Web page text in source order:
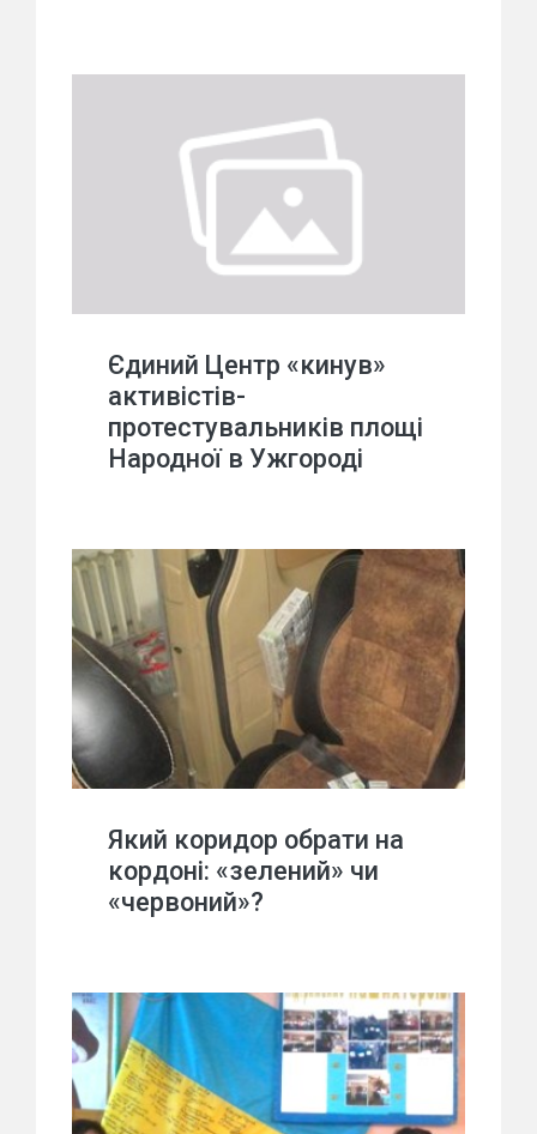
Єдиний Центр «кинув»
активістів-
протестувальників площі
Народної в Ужгороді
Який коридор обрати на
кордоні: «зелений» чи
«червоний»?